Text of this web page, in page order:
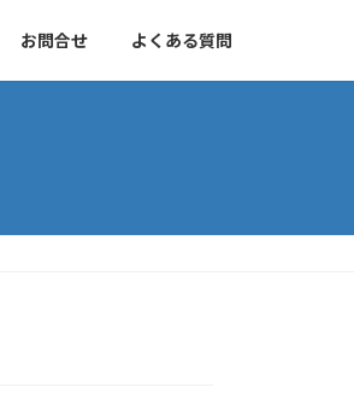
お問合せ よくある質問